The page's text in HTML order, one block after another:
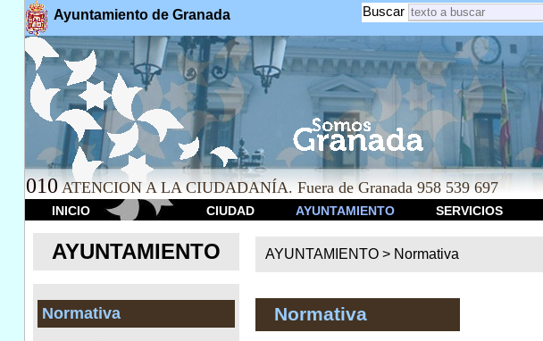
Ayuntamiento de Granada Buscar
010 ATENCION A LA CIUDADANÍA. Fuera de Granada 958 539 697
INICIO CIUDAD AYUNTAMIENTO SERVICIOS
AYUNTAMIENTO
Normativa
AYUNTAMIENTO > Normativa
Normativa